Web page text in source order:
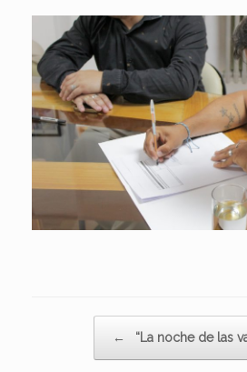
← “La noche de las